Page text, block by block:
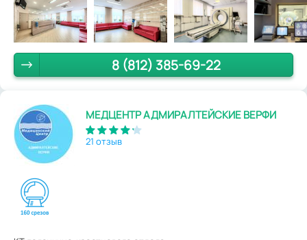
8 (812) 385-69-22
МЕДЦЕНТР АДМИРАЛТЕЙСКИЕ ВЕРФИ
21 отзыв